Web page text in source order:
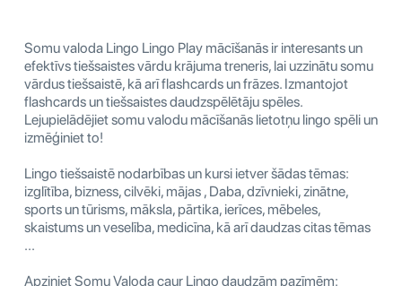
Somu valoda Lingo Lingo Play mācīšanās ir interesants un
efektīvs tiešsaistes vārdu krājuma treneris, lai uzzinātu somu
vārdus tiešsaistē, kā arī flashcards un frāzes. Izmantojot
flashcards un tiešsaistes daudzspēlētāju spēles.
Lejupielādējiet somu valodu mācīšanās lietotņu lingo spēli un
izmēģiniet to!
Lingo tiešsaistē nodarbības un kursi ietver šādas tēmas:
izglītība, bizness, cilvēki, mājas , Daba, dzīvnieki, zinātne,
sports un tūrisms, māksla, pārtika, ierīces, mēbeles,
skaistums un veselība, medicīna, kā arī daudzas citas tēmas
...
Apziniet Somu Valoda caur Lingo daudzām pazīmēm: